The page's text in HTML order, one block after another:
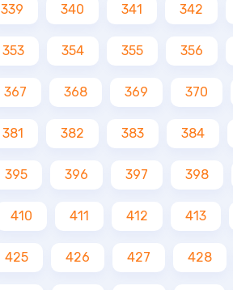
339 340 341 342
353 354 355 356
367 368 369 370
381 382 383 384
395 396 397 398
410 411 412 413
425 426 427 428